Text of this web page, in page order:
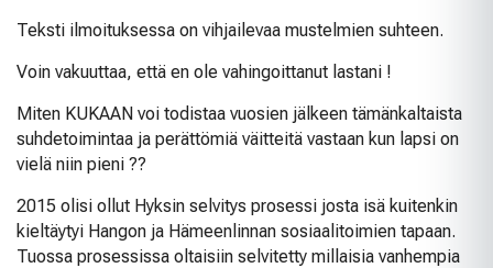
Teksti ilmoituksessa on vihjailevaa mustelmien suhteen.
Voin vakuuttaa, että en ole vahingoittanut lastani !
Miten KUKAAN voi todistaa vuosien jälkeen tämänkaltaista
suhdetoimintaa ja perättömiä väitteitä vastaan kun lapsi on
vielä niin pieni ??
2015 olisi ollut Hyksin selvitys prosessi josta isä kuitenkin
kieltäytyi Hangon ja Hämeenlinnan sosiaalitoimien tapaan.
Tuossa prosessissa oltaisiin selvitetty millaisia vanhempia